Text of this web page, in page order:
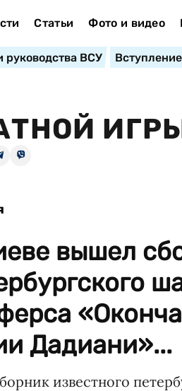
Статьи Фото и видео
руководства ВСУ
вышел
Дадиани»...
известного